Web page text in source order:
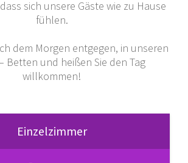
sich unsere Gäste wie zu Hause
fühlen.
dem Morgen entgegen, in unseren
Betten und heißen Sie den Tag
willkommen!
Einzelzimmer